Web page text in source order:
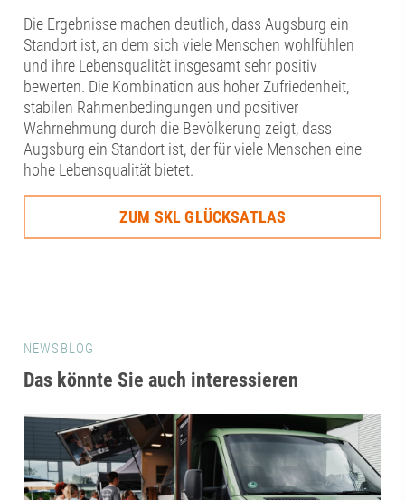
Die Ergebnisse machen deutlich, dass Augsburg ein
Standort ist, an dem sich viele Menschen wohlfühlen
und ihre Lebensqualität insgesamt sehr positiv
bewerten. Die Kombination aus hoher Zufriedenheit,
stabilen Rahmenbedingungen und positiver
Wahrnehmung durch die Bevölkerung zeigt, dass
Augsburg ein Standort ist, der für viele Menschen eine
hohe Lebensqualität bietet.
ZUM SKL GLÜCKSATLAS
NEWSBLOG
Das könnte Sie auch interessieren